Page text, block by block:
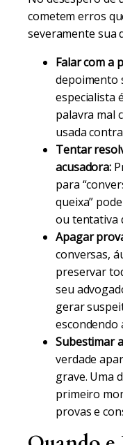
cometem erros
severamente sua
Falar com a
depoimento
especialista
palavra mal
usada
Tentar
acusadora:
para
queixa”
ou tentativa
Apagar
conversas,
preservar
seu
gerar
escondendo
Subestimar
verdade
grave. Uma
primeiro
provas e